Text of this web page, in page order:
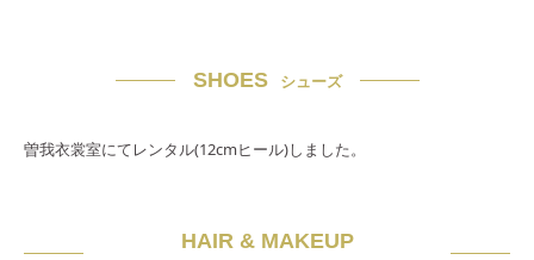
SHOES シューズ
曽我衣裳室にてレンタル(12cmヒール)しました。
HAIR & MAKEUP